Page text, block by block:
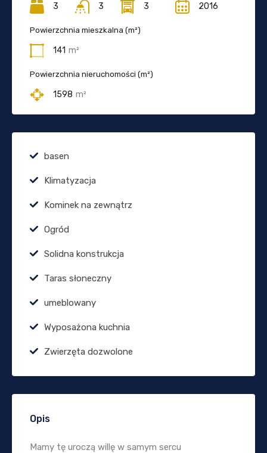
3 3 3 2016
Powierzchnia mieszkalna (m²)
141 m²
Powierzchnia nieruchomości (m²)
1598 m²
basen
Klimatyzacja
Kominek na zewnątrz
Ogród
Solidna konstrukcja
Taras słoneczny
umeblowany
Wyposażona kuchnia
Zwierzęta dozwolone
Opis
Mamy tę uroczą willę w samym sercu